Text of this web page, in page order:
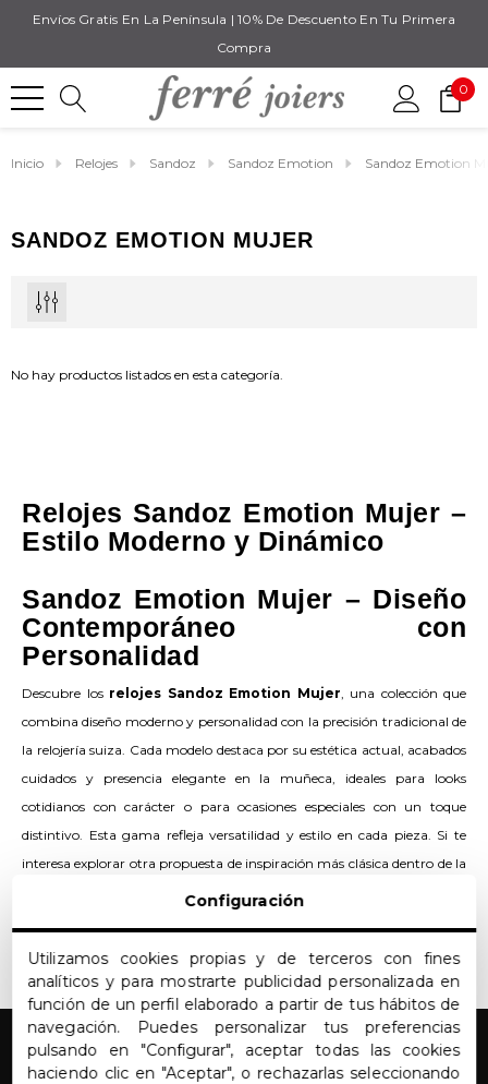
Envíos Gratis En La Península | 10% De Descuento En Tu Primera
Compra
0
Inicio Relojes Sandoz Sandoz Emotion Sandoz Emotion
SANDOZ EMOTION MUJER
No hay productos listados en esta categoría.
Relojes Sandoz Emotion Mujer –
Estilo Moderno y Dinámico
Sandoz Emotion Mujer – Diseño
Contemporáneo con
Personalidad
Descubre los relojes Sandoz Emotion Mujer, una colección que
combina diseño moderno y personalidad con la precisión tradicional de
la relojería suiza. Cada modelo destaca por su estética actual, acabados
cuidados y presencia elegante en la muñeca, ideales para looks
cotidianos con carácter o para ocasiones especiales con un toque
distintivo. Esta gama refleja versatilidad y estilo en cada pieza. Si te
interesa explorar otra propuesta de inspiración más clásica dentro de la
marca, echa un vistazo a los
relojes Sandoz Classic Mujer
Configuración
Utilizamos cookies propias y de terceros con fines
analíticos y para mostrarte publicidad personalizada en
función de un perfil elaborado a partir de tus hábitos de
navegación. Puedes personalizar tus preferencias
pulsando en "Configurar", aceptar todas las cookies
haciendo clic en "Aceptar", o rechazarlas seleccionando